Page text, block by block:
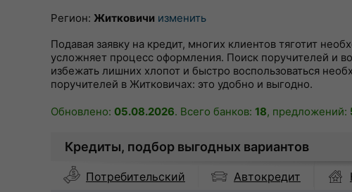
Регион: Житковичи изменить
Подавая заявку на кредит, многих клиентов тяготит
усложняет процесс оформления. Поиск поручителей и
избежать лишних хлопот и быстро воспользоваться
поручителей в Житковичах: это удобно и выгодно.
Обновлено: 05.08.2026. Всего банков: 18, предложений:
Кредиты, подбор выгодных вариантов
Потребительский Автокредит